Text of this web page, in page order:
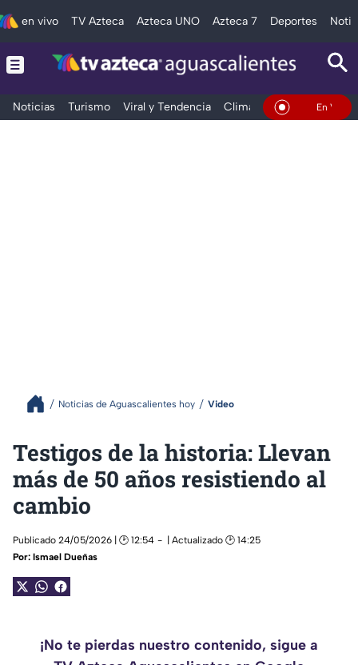
en vivo TV Azteca Azteca UNO Azteca 7 Deportes
Noticias Turismo Viral y Tendencia Clima Deportes En Vivo
Noticias de Aguascalientes hoy Video
Testigos de la historia: Llevan
más de 50 años resistiendo al
cambio
Publicado 24/05/2026 | 🕑 12:54
| Actualizado 🕑 14:25
Por: Ismael Dueñas
¡No te pierdas nuestro contenido, sigue a